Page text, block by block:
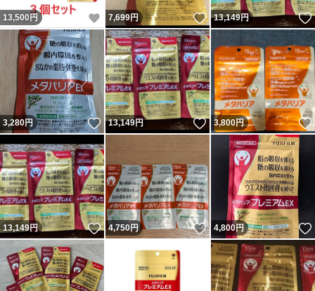
13,500 円 いいね！
7,699円 いいね！
13,149円
3,280円 いいね！
13,149円 いいね！
3,800円
13,149円 いいね！
4,750円 いいね！
4,800円